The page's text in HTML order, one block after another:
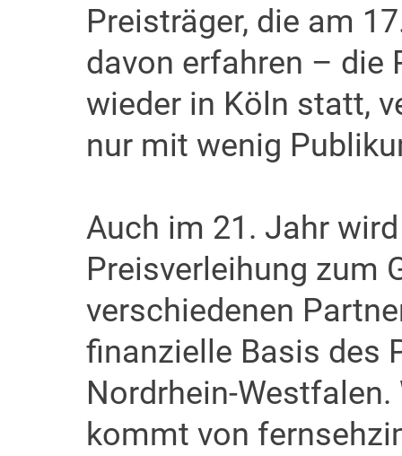
Preisträger, die am
davon erfahren – die
wieder in Köln statt,
nur mit wenig
Auch im 21. Jahr
Preisverleihung zum
verschiedenen
finanzielle Basis des
Nordrhein-
kommt von